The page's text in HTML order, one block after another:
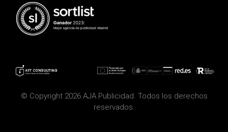
© Copyright 2026 AJA Publicidad. Todos los derechos
reservados.